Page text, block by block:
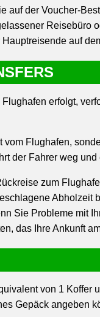
auf der Voucher-
Reisebüro
auf
erfolgt,
vom Flughafen,
der Fahrer weg
zum
Abholzeit
Sie Probleme mit
das Ihre Ankunft
von 1 Koffer
Gepäck angeben